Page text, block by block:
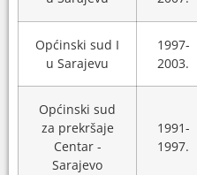
Općinski sud I
u Sarajevu
1997-
2003.
Općinski sud
za prekršaje
Centar -
Sarajevo
1991-
1997.